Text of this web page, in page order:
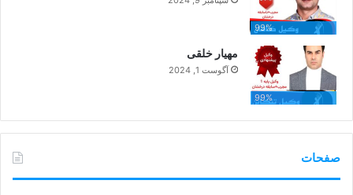
99%
99%
مهیار خلقی
آگوست 1, 2024
صفحات